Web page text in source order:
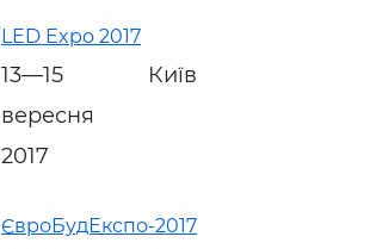
LED Expo 2017
13—15
вересня
2017
Київ
ЄвроБудЕкспо-2017